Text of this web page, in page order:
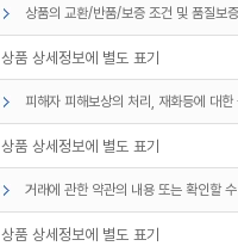
상품의 교환/반품/보증 조건 및 품질보
상품 상세정보에 별도 표기
피해자 피해보상의 처리, 재화등에 대
상품 상세정보에 별도 표기
거래에 관한 약관의 내용 또는 확인할
상품 상세정보에 별도 표기